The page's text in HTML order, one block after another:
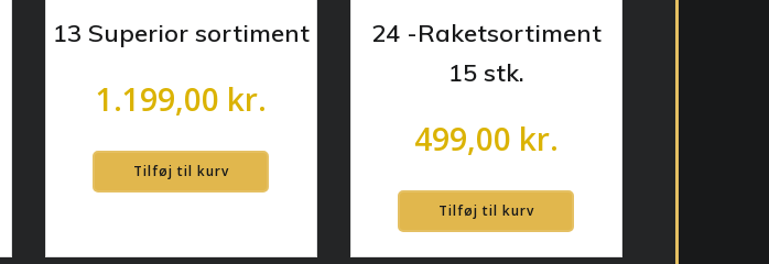
13 Superior sortiment
1.199,00 kr.
Tilføj til kurv
24 -Raketsortiment
15 stk.
499,00 kr.
Tilføj til kurv